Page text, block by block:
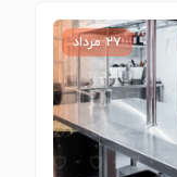
۲۷ مرداد